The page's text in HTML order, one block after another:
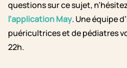
questions sur ce sujet,
l’application May. Une équipe
puéricultrices et de pédiatres
22h.